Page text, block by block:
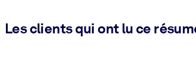
Les clients qui ont lu ce